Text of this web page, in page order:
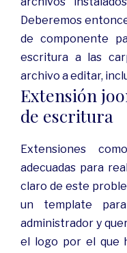
Deberemos
de componente
escritura a las
archivo a editar,
Extensión
de escritura
Extensiones
adecuadas para
claro de este
un template
administrador y
el logo por el que